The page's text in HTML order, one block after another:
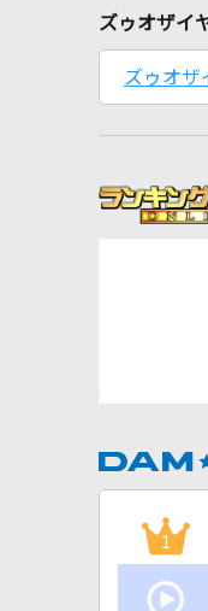
ズゥオザイ
ズゥオザ
1